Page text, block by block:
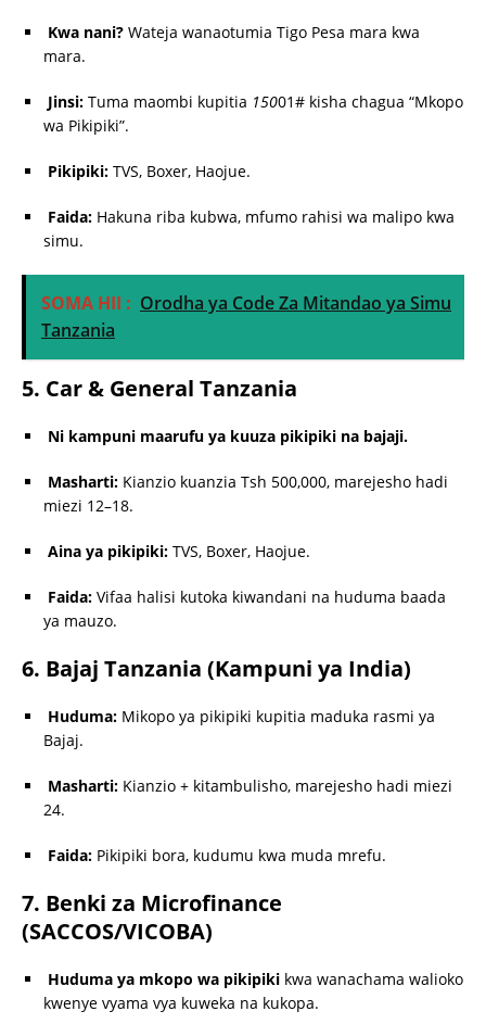
Kwa nani? Wateja wanaotumia Tigo Pesa mara kwa
mara.
Jinsi: Tuma maombi kupitia 15001# kisha chagua “Mkopo
wa Pikipiki”.
Pikipiki: TVS, Boxer, Haojue.
Faida: Hakuna riba kubwa, mfumo rahisi wa malipo kwa
simu.
SOMA HII : Orodha ya Code Za Mitandao ya Simu
Tanzania
5. Car & General Tanzania
Ni kampuni maarufu ya kuuza pikipiki na bajaji.
Masharti: Kianzio kuanzia Tsh 500,000, marejesho hadi
miezi 12–18.
Aina ya pikipiki: TVS, Boxer, Haojue.
Faida: Vifaa halisi kutoka kiwandani na huduma baada
ya mauzo.
6. Bajaj Tanzania (Kampuni ya India)
Huduma: Mikopo ya pikipiki kupitia maduka rasmi ya
Bajaj.
Masharti: Kianzio + kitambulisho, marejesho hadi miezi
24.
Faida: Pikipiki bora, kudumu kwa muda mrefu.
7. Benki za Microfinance
(SACCOS/VICOBA)
Huduma ya mkopo wa pikipiki kwa wanachama walioko
kwenye vyama vya kuweka na kukopa.